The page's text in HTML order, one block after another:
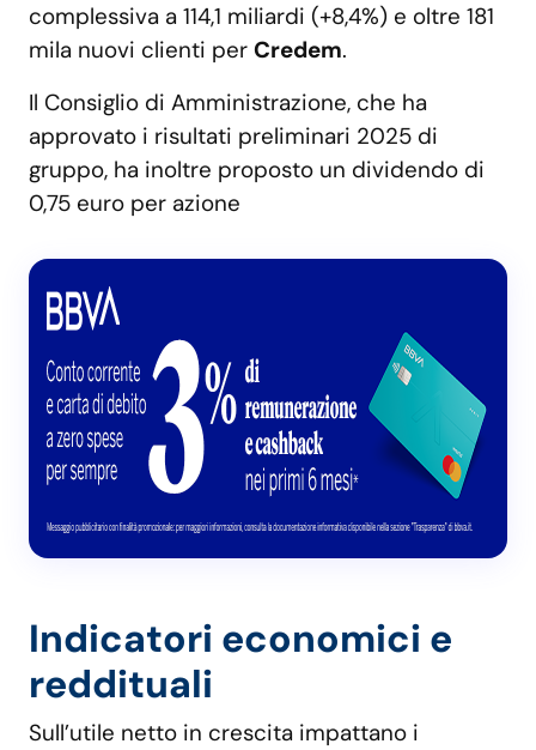
complessiva a 114,1 miliardi (+8,4%) e oltre 181
mila nuovi clienti per Credem.
Il Consiglio di Amministrazione, che ha
approvato i risultati preliminari 2025 di
gruppo, ha inoltre proposto un dividendo di
0,75 euro per azione
Indicatori economici e
reddituali
Sull’utile netto in crescita impattano i